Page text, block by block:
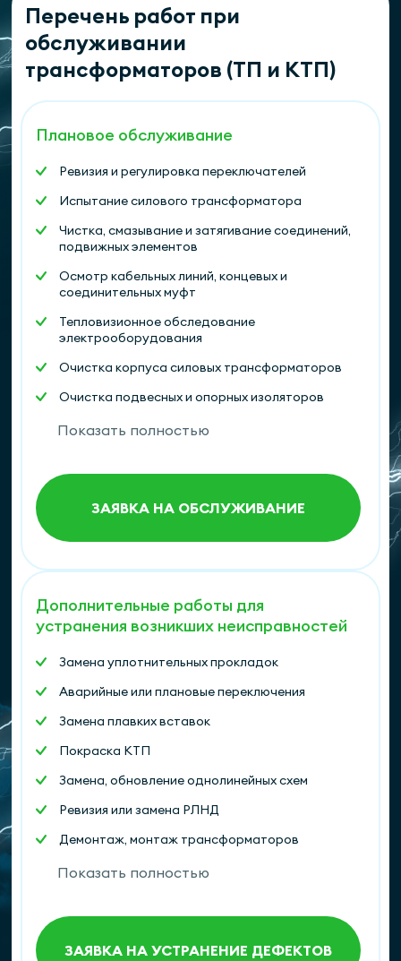
Перечень работ при
обслуживании
трансформаторов (ТП и КТП)
Плановое обслуживание
Ревизия и регулировка переключателей
Испытание силового трансформатора
Чистка, смазывание и затягивание соединений,
подвижных элементов
Осмотр кабельных линий, концевых и
соединительных муфт
Тепловизионное обследование
электрооборудования
Очистка корпуса силовых трансформаторов
Очистка подвесных и опорных изоляторов
Контроль соответствия рабочих токов и
Проверка механических блокировок
Покраска корпуса силового трансформатора
изоляторов
Доливка масла в трансформатор
Фотоотчет о проделанных работах и дефектах
Нанесение оперативных наименований
Показать полностью
ЗАЯВКА НА ОБСЛУЖИВАНИЕ
Дополнительные работы для
устранения возникших неисправностей
Замена уплотнительных прокладок
Аварийные или плановые переключения
Замена плавких вставок
Покраска КТП
Замена, обновление однолинейных схем
Ревизия или замена РЛНД
Демонтаж, монтаж трансформаторов
Испытание силового трансформатора
неполадок
Продажа трансформаторного масла
Показать полностью
ЗАЯВКА НА УСТРАНЕНИЕ ДЕФЕКТОВ